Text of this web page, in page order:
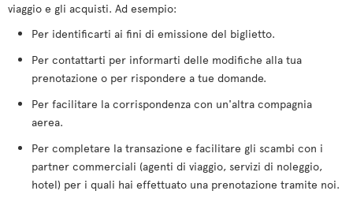
viaggio e gli acquisti. Ad esempio:
Per identificarti ai fini di emissione del biglietto.
Per contattarti per informarti delle modifiche alla tua
prenotazione o per rispondere a tue domande.
Per facilitare la corrispondenza con un'altra compagnia
aerea.
Per completare la transazione e facilitare gli scambi con i
partner commerciali (agenti di viaggio, servizi di noleggio,
hotel) per i quali hai effettuato una prenotazione tramite noi.